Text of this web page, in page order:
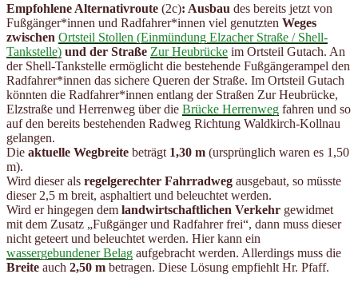
Empfohlene Alternativroute (2c): Ausbau des bereits jetzt von
Fußgänger*innen und Radfahrer*innen viel genutzten Weges
zwischen Ortsteil Stollen (Einmündung Elzacher Straße / Shell-
Tankstelle) und der Straße Zur Heubrücke im Ortsteil Gutach. An
der Shell-Tankstelle ermöglicht die bestehende Fußgängerampel den
Radfahrer*innen das sichere Queren der Straße. Im Ortsteil Gutach
könnten die Radfahrer*innen entlang der Straßen Zur Heubrücke,
Elzstraße und Herrenweg über die Brücke Herrenweg fahren und so
auf den bereits bestehenden Radweg Richtung Waldkirch-Kollnau
gelangen.
Die aktuelle Wegbreite beträgt 1,30 m (ursprünglich waren es 1,50
m).
Wird dieser als regelgerechter Fahrradweg ausgebaut, so müsste
dieser 2,5 m breit, asphaltiert und beleuchtet werden.
Wird er hingegen dem landwirtschaftlichen Verkehr gewidmet
mit dem Zusatz „Fußgänger und Radfahrer frei“, dann muss dieser
nicht geteert und beleuchtet werden. Hier kann ein
wassergebundener Belag aufgebracht werden. Allerdings muss die
Breite auch 2,50 m betragen. Diese Lösung empfiehlt Hr. Pfaff.